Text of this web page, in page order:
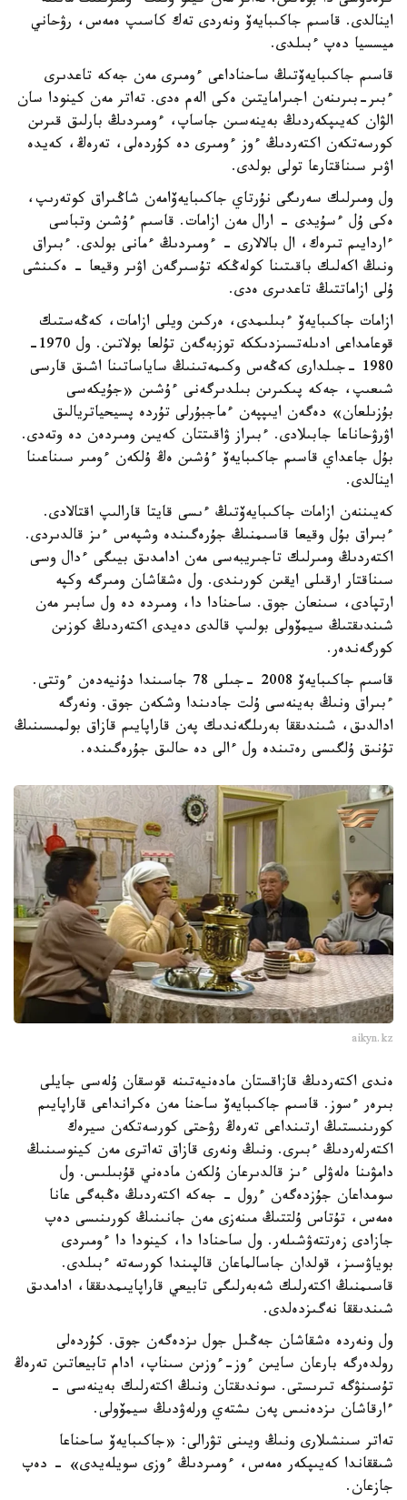
اينالدى. قاسىم جاكىبايەۆ ونەردى تەك كاسىپ ەمەس، رۋحاني
ميسسيا دەپ ءبىلدى.
قاسىم جاكىبايەۆتىڭ ساحناداعى ءومىرى مەن جەكە تاعدىرى
ءبىر-بىرىنەن اجىرامايتىن ەكى الەم ەدى. تەاتر مەن كينودا سان
الۋان كەيىپكەردىڭ بەينەسىن جاساپ، ءومىردىڭ بارلىق قىرىن
كورسەتكەن اكتەردىڭ ءوز ءومىرى دە كۇردەلى، تەرەڭ، كەيدە
اۋىر سىناقتارعا تولى بولدى.
ول ومىرلىك سەرىگى نۇرتاي جاكىبايەۆامەن شاڭىراق كوتەرىپ،
ەكى ۇل ءسۇيدى - ارال مەن ازامات. قاسىم ءۇشىن وتباسى
ءاردايىم تىرەك، ال بالالارى - ءومىردىڭ ءمانى بولدى. ءبىراق
ونىڭ اكەلىك باقىتىنا كولەڭكە تۇسىرگەن اۋىر وقيعا - ەكىنشى
ۇلى ازاماتتىڭ تاعدىرى ەدى.
ازامات جاكىبايەۆ ءبىلىمدى، ەركىن ويلى ازامات، كەڭەستىك
قوعامداعى ادىلەتسىزدىككە توزبەگەن تۇلعا بولاتىن. ول 1970-
1980 -جىلدارى كەڭەس وكىمەتىنىڭ ساياساتىنا اشىق قارسى
شىعىپ، جەكە پىكىرىن بىلدىرگەنى ءۇشىن «جۇيكەسى
بۇزىلعان» دەگەن ايىپپەن ءماجبۇرلى تۇردە پسيحياتريالىق
اۋرۋحاناعا جابىلادى. ءبىراز ۋاقىتتان كەيىن ومىردەن دە وتەدى.
بۇل جاعداي قاسىم جاكىبايەۆ ءۇشىن ەڭ ۇلكەن ءومىر سىناعىنا
اينالدى.
كەيىننەن ازامات جاكىبايەۆتىڭ ءىسى قايتا قارالىپ اقتالادى.
ءبىراق بۇل وقيعا قاسىمنىڭ جۇرەگىندە وشپەس ءىز قالدىردى.
اكتەردىڭ ومىرلىك تاجىريبەسى مەن ادامدىق بيىگى ءدال وسى
سىناقتار ارقىلى ايقىن كورىندى. ول ەشقاشان ومىرگە وكپە
ارتپادى، سىنعان جوق. ساحنادا دا، ومىردە دە ول سابىر مەن
شىندىقتىڭ سيمۆولى بولىپ قالدى دەيدى اكتەردىڭ كوزىن
كورگەندەر.
قاسىم جاكىبايەۆ 2008 -جىلى 78 جاسىندا دۇنيەدەن ءوتتى.
ءبىراق ونىڭ بەينەسى ۇلت جادىندا وشكەن جوق. ونەرگە
ادالدىق، شىندىققا بەرىلگەندىك پەن قاراپايىم قازاق بولمىسىنىڭ
تۇنىق ۇلگىسى رەتىندە ول ءالى دە حالىق جۇرەگىندە.
aikyn.kz
ەندى اكتەردىڭ قازاقستان مادەنيەتىنە قوسقان ۇلەسى جايلى
بىرەر ءسوز. قاسىم جاكىبايەۆ ساحنا مەن ەكرانداعى قاراپايىم
كورىنىستىڭ ارتىنداعى تەرەڭ رۋحتى كورسەتكەن سيرەك
اكتەرلەردىڭ ءبىرى. ونىڭ ونەرى قازاق تەاترى مەن كينوسىنىڭ
دامۋىنا ەلەۋلى ءىز قالدىرعان ۇلكەن مادەني قۇبىلىس. ول
سومداعان جۇزدەگەن ءرول - جەكە اكتەردىڭ ەڭبەگى عانا
ەمەس، تۇتاس ۇلتتىڭ مىنەزى مەن جانىنىڭ كورىنىسى دەپ
جازادى زەرتتەۋشىلەر. ول ساحنادا دا، كينودا دا ءومىردى
بوياۋسىز، قولدان جاسالماعان قالپىندا كورسەتە ءبىلدى.
قاسىمنىڭ اكتەرلىك شەبەرلىگى تابيعي قاراپايىمدىققا، ادامدىق
شىندىققا نەگىزدەلدى.
ول ونەردە ەشقاشان جەڭىل جول ىزدەگەن جوق. كۇردەلى
رولدەرگە بارعان سايىن ءوز-ءوزىن سىناپ، ادام تابيعاتىن تەرەڭ
تۇسىنۋگە تىرىستى. سوندىقتان ونىڭ اكتەرلىك بەينەسى -
ءارقاشان ىزدەنىس پەن ىشتەي ورلەۋدىڭ سيمۆولى.
تەاتر سىنشىلارى ونىڭ ويىنى تۋرالى: «جاكىبايەۆ ساحناعا
شىققاندا كەيىپكەر ەمەس، ءومىردىڭ ءوزى سويلەيدى» - دەپ
جازعان.